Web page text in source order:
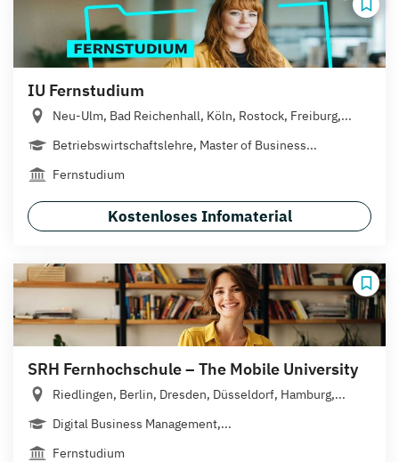
IU Fernstudium
Neu-Ulm, Bad Reichenhall, Köln, Rostock, Freiburg,...
Betriebswirtschaftslehre, Master of Business...
Fernstudium
Kostenloses Infomaterial
SRH Fernhochschule – The Mobile University
Riedlingen, Berlin, Dresden, Düsseldorf, Hamburg,...
Digital Business Management,...
Fernstudium